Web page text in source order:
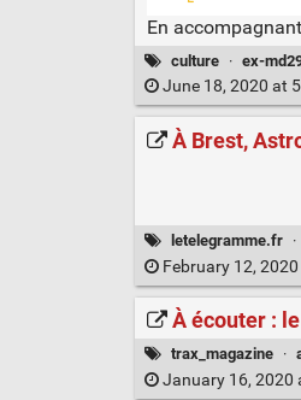
En
culture · ex-
June 18, 2020 at
À Brest,
letelegramme.fr ·
February 12, 2020
À écouter :
trax_magazine ·
January 16, 2020